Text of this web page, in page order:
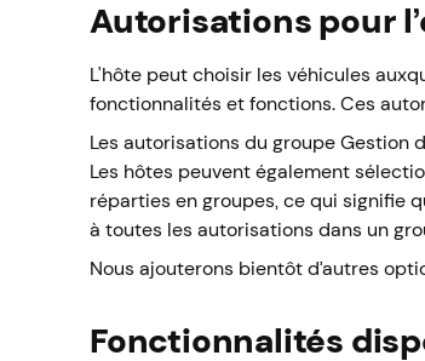
Autorisations pour
L'hôte peut choisir les véhicules
fonctionnalités et fonctions. Ces
Les autorisations du groupe Gestion
Les hôtes peuvent également
réparties en groupes, ce qui signifie
à toutes les autorisations dans un
Nous ajouterons bientôt d’autres
Fonctionnalités